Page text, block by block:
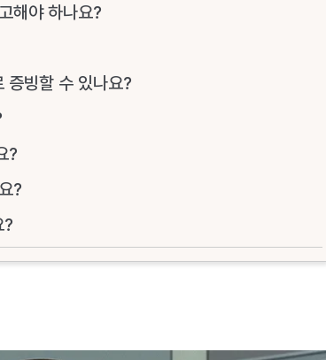
해야 하나요?
증빙할 수 있나요?
?
?
?